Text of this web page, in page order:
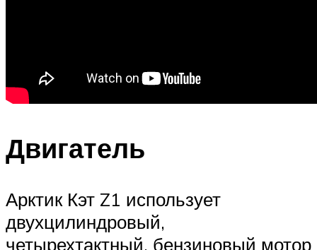
Двигатель
Арктик Кэт Z1 использует
двухцилиндровый,
четырехтактный, бензиновый мотор